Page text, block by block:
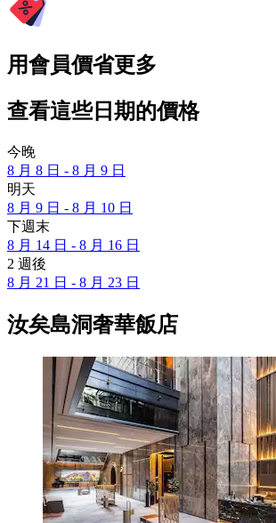
用會員價省更多
查看這些日期的價格
今晚
8 月 8 日 - 8 月 9 日
明天
8 月 9 日 - 8 月 10 日
下週末
8 月 14 日 - 8 月 16 日
2 週後
8 月 21 日 - 8 月 23 日
汝矣島洞奢華飯店